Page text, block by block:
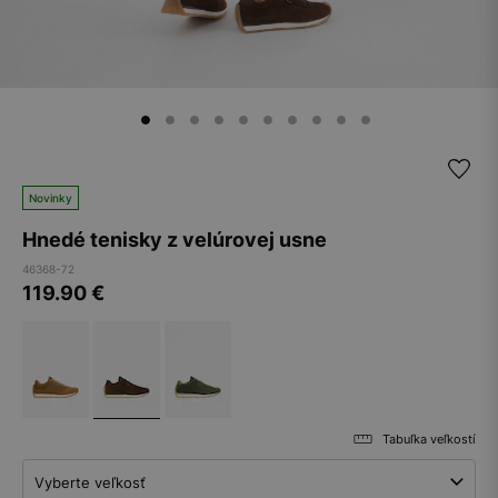
Novinky
Hnedé tenisky z velúrovej usne
46368-72
119.90€
Tabuľka veľkostí
Vyberte veľkosť